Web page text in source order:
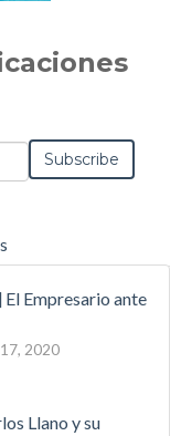
Empresario ante
2020
Llano y su